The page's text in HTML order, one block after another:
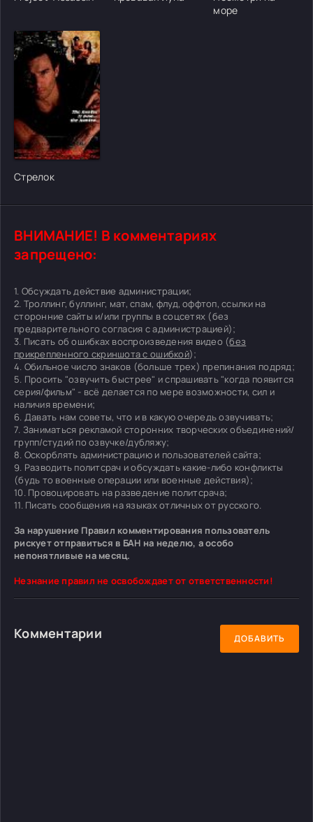
море
Стрелок
ВНИМАНИЕ! В комментариях
запрещено:
1. Обсуждать действие администрации;
2. Троллинг, буллинг, мат, спам, флуд, оффтоп, ссылки на
сторонние сайты и/или группы в соцсетях (без
предварительного согласия с администрацией);
3. Писать об ошибках воспроизведения видео (без
прикрепленного скриншота с ошибкой);
4. Обильное число знаков (больше трех) препинания подряд;
5. Просить "озвучить быстрее" и спрашивать "когда появится
серия/фильм" - всё делается по мере возможности, сил и
наличия времени;
6. Давать нам советы, что и в какую очередь озвучивать;
7. Заниматься рекламой сторонних творческих объединений/
групп/студий по озвучке/дубляжу;
8. Оскорблять администрацию и пользователей сайта;
9. Разводить политсрач и обсуждать какие-либо конфликты
(будь то военные операции или военные действия);
10. Провоцировать на разведение политсрача;
11. Писать сообщения на языках отличных от русского.
За нарушение Правил комментирования пользователь
рискует отправиться в БАН на неделю, а особо
непонятливые на месяц.
Незнание правил не освобождает от ответственности!
Комментарии ДОБАВИТЬ